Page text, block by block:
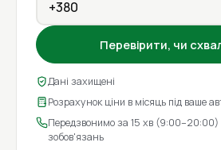
Перевірити, чи
Дані захищені
Розрахунок ціни в місяць під ваше
Передзвонимо за 15 хв (9:00–20:00)
зобов'язань